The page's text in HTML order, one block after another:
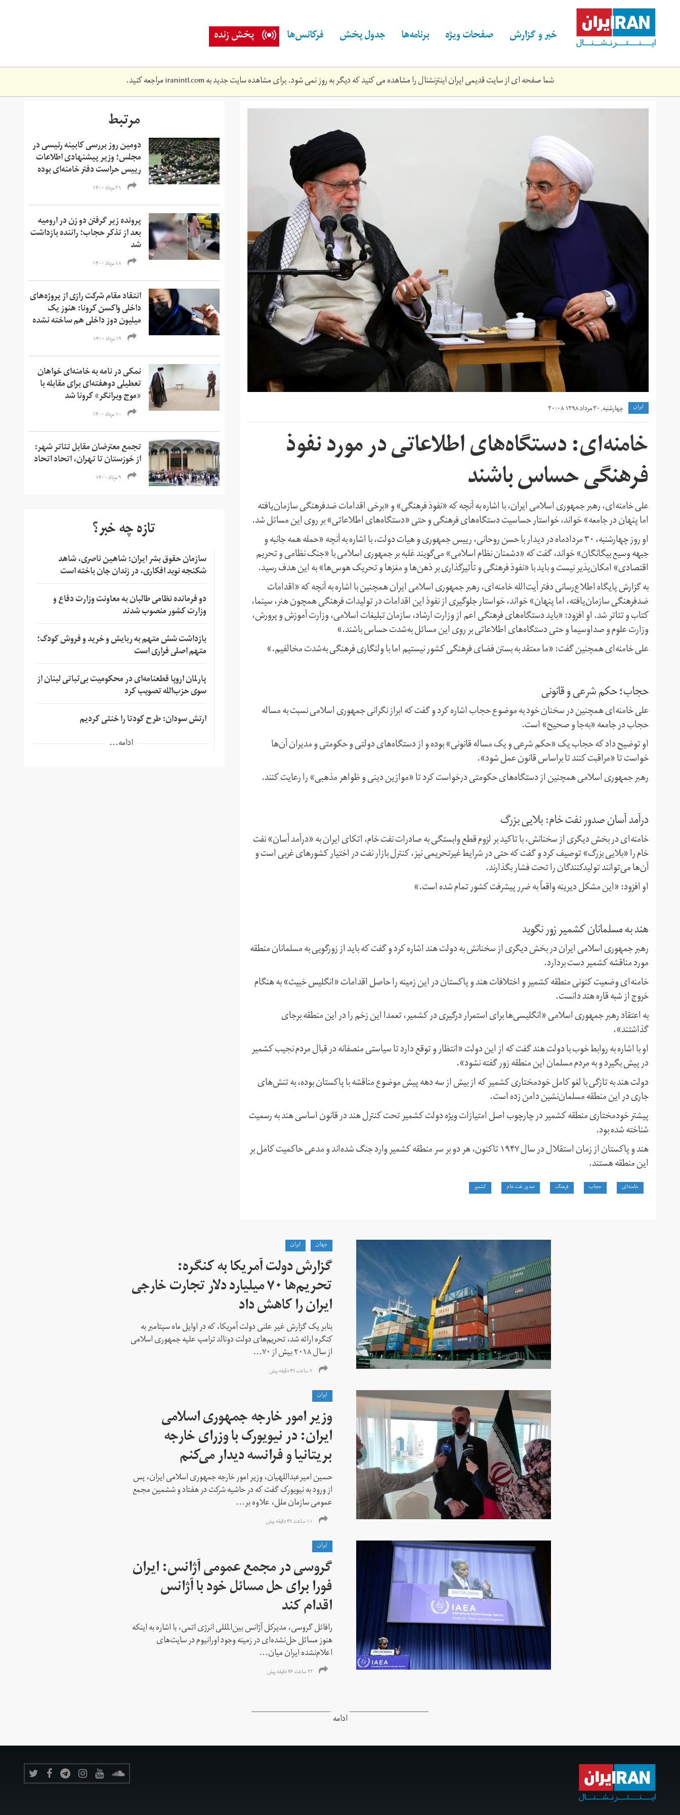
content خبر و گزارش صفحات ویژه برنامه‌ها جدول پخش فرکانس‌ها پخش زنده
شما صفحه ای از سایت قدیمی ایران اینترنشنال را مشاهده می کنید که دیگر به روز نمی شود. برای مشاهده سایت جدید بهiranintl.comمراجعه کنید.
khamenei_2.jpg
ايران چهارشنبه, ۳۰ مرداد ۱۳۹۸ ۲۰:۰۸
خامنه‌ای: دستگاه‌های اطلاعاتی در مورد نفوذ
فرهنگی حساس باشند
علی خامنه‌ای، رهبر جمهوری اسلامی ایران، با اشاره به آنچه که «نفوذ فرهنگی» و «برخی اقدامات ضدفرهنگی سازمان‌یافته
اما پنهان در جامعه» خواند، خواستار حساسیت دستگاه‌های فرهنگی و حتی «دستگاه‌‌های اطلاعاتی» بر روی این مسائل شد.
او روز چهارشنبه، ۳۰ مردادماه در دیدار با حسن روحانی، رییس جمهوری و هیات دولت، با اشاره به آنچه «حمله همه جانبه و
جبهه وسیع بیگانگان» خواند، گفت که «دشمنان نظام اسلامی» می‌گویند غلبه بر جمهوری اسلامی با «جنگ نظامی و تحریم
اقتصادی» امکان‌پذیر نیست و باید با «نفوذ فرهنگی و تأثیرگذاری بر ذهن‌ها و مغزها و تحریک هوس‌ها» به این هدف رسید.
به گزارش پایگاه اطلاع‌رسانی دفتر آیت‌الله خامنه‌ای، رهبر جمهوری اسلامی ایران همچنین با اشاره به آنچه که «اقدامات
ضدفرهنگی سازمان‌یافته، اما پنهان» خواند، خواستار جلوگیری از نفوذ این اقدامات در تولیدات فرهنگی همچون هنر، سینما،
کتاب و تئاتر شد. او افزود: «باید دستگاه‌های فرهنگی اعم از وزارت ارشاد، سازمان تبلیغات اسلامی، وزارت آموزش و پرورش،
وزارت علوم و صداوسیما و حتی دستگاه‌های اطلاعاتی بر روی این مسائل به‌شدت حساس باشند.»
علی خامنه‌ای همچنین گفت: «ما معتقد به بستن فضای فرهنگی کشور نیستیم اما با ولنگاری فرهنگی به‌شدت مخالفیم.»
حجاب؛ حکم شرعی و قانونی
علی خامنه‌ای همچنین در سخنان خود به موضوع حجاب اشاره کرد و گفت که ابراز نگرانی جمهوری اسلامی نسبت به مساله
حجاب در جامعه «به‌جا و صحیح» است.
او توضیح داد که حجاب یک «حکم شرعی و یک مساله قانونی» بوده و از دستگاه‌های دولتی و حکومتی و مدیران آن‌ها
خواست تا «مراقبت کنند تا براساس قانون عمل شود».
رهبر جمهوری اسلامی همچنین از دستگاه‌های حکومتی درخواست کرد تا «موازین دینی و ظواهر مذهبی» را رعایت کنند.
درآمد آسان صدور نفت خام: بلایی بزرگ
خامنه‌ای در بخش دیگری از سخنانش، با تاکید بر لزوم قطع وابستگی به صادرات نفت خام، اتکای ایران به «درآمد آسان» نفت
خام را «بلایی بزرگ» توصیف کرد و گفت که حتی در شرایط غیرتحریمی نیز، کنترل بازار نفت در اختیار کشورهای غربی است و
آن‌ها می‌توانند تولیدکنندگان را تحت فشار بگذارند.
او افزود: «این مشکل دیرینه واقعاً به ضرر پیشرفت کشور تمام شده است.»
هند به مسلمانان کشمیر زور نگوید
رهبر جمهوری اسلامی ایران در بخش دیگری از سخنانش به دولت هند اشاره کرد و گفت که باید از زورگویی به مسلمانان منطقه
مورد مناقشه کشمیر دست بردارد.
خامنه‌ای وضعیت کنونی منطقه کشمیر و اختلافات هند و پاکستان در این زمینه را حاصل اقدامات «انگلیس خبیث» به هنگام
خروج از شبه قاره هند دانست.
به اعتقاد رهبر جمهوری اسلامی «انگلیسی‌ها برای استمرار درگیری در کشمیر، تعمدا این زخم را در این منطقه برجای
گذاشتند».
او با اشاره به روابط خوب با دولت هند گفت که از این دولت «انتظار و توقع دارد تا سیاستی منصفانه در قبال مردم نجیب کشمیر
در پیش بگیرد و به مردم مسلمان این منطقه زور گفته نشود».
دولت هند به تازگی با لغو کامل خودمختاری کشمیر که از بیش از سه دهه پیش موضوع مناقشه با پاکستان بوده، به تنش‌های
جاری در این منطقه مسلمان‌نشین دامن زده است.
پیشتر خودمختاری منطقه کشمیر در چارچوب اصل امتیازات ویژه دولت کشمیر تحت کنترل هند در قانون اساسی هند به رسمیت
شناخته شده بود.
هند و پاکستان از زمان استقلال در سال ۱۹۴۷ تاکنون، هر دو بر سر منطقه کشمیر وارد جنگ شده‌اند و مدعی حاکمیت کامل بر
این منطقه هستند.
خامنه‌ای حجاب فرهنگ صدور نفت خام کشمیر
مرتبط
دومین روز بررسی کابینه رئیسی در
مجلس؛ وزیر پیشنهادی اطلاعات
رییس حراست دفتر خامنه‌ای بوده
۳۱ مرداد ۱۴۰۰
پرونده زیر گرفتن دو زن در ارومیه
بعد از تذکر حجاب؛ راننده بازداشت
شد
۱۸ مرداد ۱۴۰۰
انتقاد مقام شرکت رازی از پروژه‌های
داخلی واکسن کرونا: هنوز یک
میلیون دوز داخلی هم ساخته نشده
۱۲ مرداد ۱۴۰۰
نمکی در نامه به خامنه‌ای خواهان
تعطیلی دو‌هفته‌ای برای مقابله با
«‌موج ویرانگر» کرونا شد
۱۰ مرداد ۱۴۰۰
تجمع معترضان مقابل تئاتر شهر:
از خوزستان تا تهران، اتحاد اتحاد
۹ مرداد ۱۴۰۰
تازه چه خبر؟
سازمان حقوق بشر ایران: شاهین ناصری، شاهد
شکنجه نوید افکاری، در زندان جان باخته است
دو فرمانده نظامی طالبان به معاونت وزارت دفاع و
وزارت کشور منصوب شدند
بازداشت شش متهم به ربایش و خرید و فروش کودک؛
متهم اصلی فراری است
پارلمان اروپا قطعنامه‌ای در محکومیت بی‌ثباتی لبنان از
سوی حزب‌الله تصویب کرد
ارتش سودان: طرح کودتا را خنثی کردیم
ادامه...
جهان ايران
گزارش دولت آمریکا به کنگره:
تحریم‌ها ۷۰ میلیارد دلار تجارت خارجی
ایران را کاهش داد
بنابر یک گزارش غیر علنی دولت آمریکا، که در اوایل ماه سپتامبر به
کنگره ارائه شد، تحریم‌های دولت دونالد ترامپ علیه جمهوری اسلامی
از سال ۲۰۱۸ بیش از ۷۰...
۷ ساعت ۴۷ دقیقه پیش
ايران
وزیر امور خارجه جمهوری اسلامی
ایران: در نیویورک با وزرای خارجه
بریتانیا و فرانسه دیدار می‌کنم
حسین امیرعبداللهیان، وزیر امور خارجه جمهوری اسلامی ایران، پس
از ورود به نیویورک گفت که در حاشیه شرکت در هفتاد و ششمین مجمع
عمومی سازمان ملل، علاوه بر...
۱۱ ساعت ۴۷ دقیقه پیش
ايران
گروسی در مجمع عمومی آژانس: ایران
فورا برای حل مسائل خود با آژانس
اقدام کند
رافائل گروسی، مدیرکل آژانس بین‌المللی انرژی اتمی، با اشاره به اینکه
هنوز مسائل حل‌نشده‌ای در زمینه وجود اورانیوم در سایت‌های
اعلام‌نشده ایران میان...
۲۲ ساعت ۴۶ دقیقه پیش
ادامه